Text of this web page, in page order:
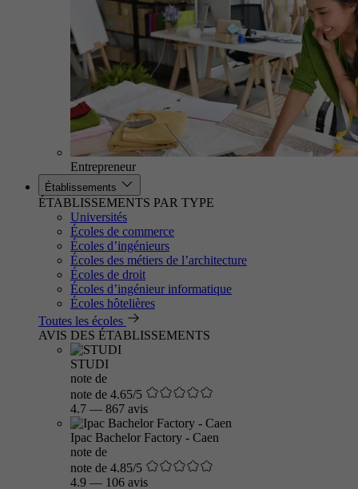
Entrepreneur
Établissements
ÉTABLISSEMENTS PAR TYPE
Universités
Écoles de commerce
Écoles d’ingénieurs
Écoles des métiers de l’architecture
Écoles de droit
Écoles d’ingénieur informatique
Écoles hôtelières
Toutes les écoles
AVIS DES ÉTABLISSEMENTS
STUDI
note de
note de 4.65/5
4.7 — 867 avis
Ipac Bachelor Factory - Caen
note de
note de 4.85/5
4.9 — 106 avis